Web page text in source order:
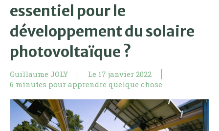
essentiel pour le
développement du solaire
photovoltaïque ?
Guillaume JOLY Le 17 janvier 2022
6 minutes pour apprendre quelque chose